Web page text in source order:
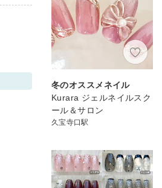
冬のオススメネイル
Kurara ジェルネイルスク
ール＆サロン
久宝寺口駅